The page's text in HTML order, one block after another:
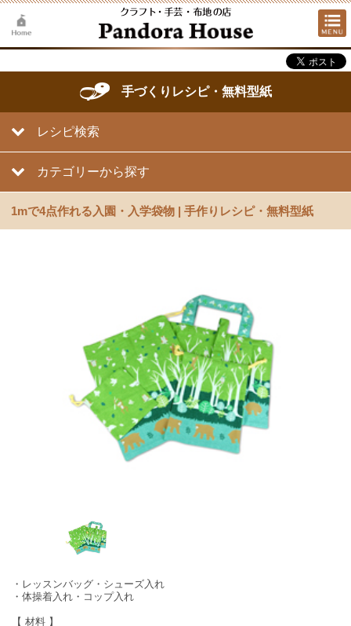
手づくりレシピ・無料型紙
レシピ検索
カテゴリーから探す
1mで4点作れる入園・入学袋物 | 手作りレシピ・無料型紙
・レッスンバッグ・シューズ入れ
・体操着入れ・コップ入れ
【 材料 】